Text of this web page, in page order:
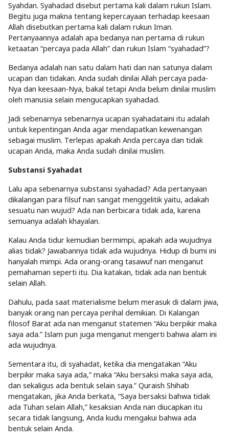
Syahdan. Syahadad disebut pertama kali dalam rukun Islam.
Begitu juga makna tentang kepercayaan terhadap keesaan
Allah disebutkan pertama kali dalam rukun Iman.
Pertanyaannya adalah apa bedanya nan pertama di rukun
ketaatan “percaya pada Allah” dan rukun Islam “syahadad”?
Bedanya adalah nan satu dalam hati dan nan satunya dalam
ucapan dan tidakan. Anda sudah dinilai Allah percaya pada-
Nya dan keesaan-Nya, bakal tetapi Anda belum dinilai muslim
oleh manusia selain mengucapkan syahadad.
Jadi sebenarnya sebenarnya ucapan syahadataini itu adalah
untuk kepentingan Anda agar mendapatkan kewenangan
sebagai muslim. Terlepas apakah Anda percaya dan tidak
ucapan Anda, maka Anda sudah dinilai muslim.
Substansi Syahadat
Lalu apa sebenarnya substansi syahadad? Ada pertanyaan
dikalangan para filsuf nan sangat menggelitik yaitu, adakah
sesuatu nan wujud? Ada nan berbicara tidak ada, karena
semuanya adalah khayalan.
Kalau Anda tidur kemudian bermimpi, apakah ada wujudnya
alias tidak? Jawabannya tidak ada wujudnya. Hidup di bumi ini
hanyalah mimpi. Ada orang-orang tasawuf nan menganut
pemahaman seperti itu. Dia katakan, tidak ada nan bentuk
selain Allah.
Dahulu, pada saat materialisme belum merasuk di dalam jiwa,
banyak orang nan percaya perihal demikian. Di Kalangan
filosof Barat ada nan menganut statemen “Aku berpikir maka
saya ada.” Islam pun juga menganut mengerti bahwa alam ini
ada wujudnya.
Sementara itu, di syahadat, ketika dia mengatakan “Aku
berpikir maka saya ada,” maka “Aku bersaksi maka saya ada,
dan sekaligus ada bentuk selain saya.” Quraish Shihab
mengatakan, jika Anda berkata, “Saya bersaksi bahwa tidak
ada Tuhan selain Allah,” kesaksian Anda nan diucapkan itu
secara tidak langsung, Anda kudu mengakui bahwa ada
bentuk selain Anda.